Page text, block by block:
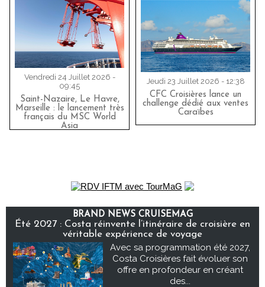
Vendredi 24 Juillet 2026 -
09:45
Saint-Nazaire, Le Havre,
Marseille : le lancement très
français du MSC World
Asia
Jeudi 23 Juillet 2026 - 12:38
CFC Croisières lance un
challenge dédié aux ventes
Caraïbes
BRAND NEWS CRUISEMAG
Été 2027 : Costa réinvente l’itinéraire de croisière en
véritable expérience de voyage
Avec sa programmation été 2027,
Costa Croisières fait évoluer son
offre en profondeur en créant
des...